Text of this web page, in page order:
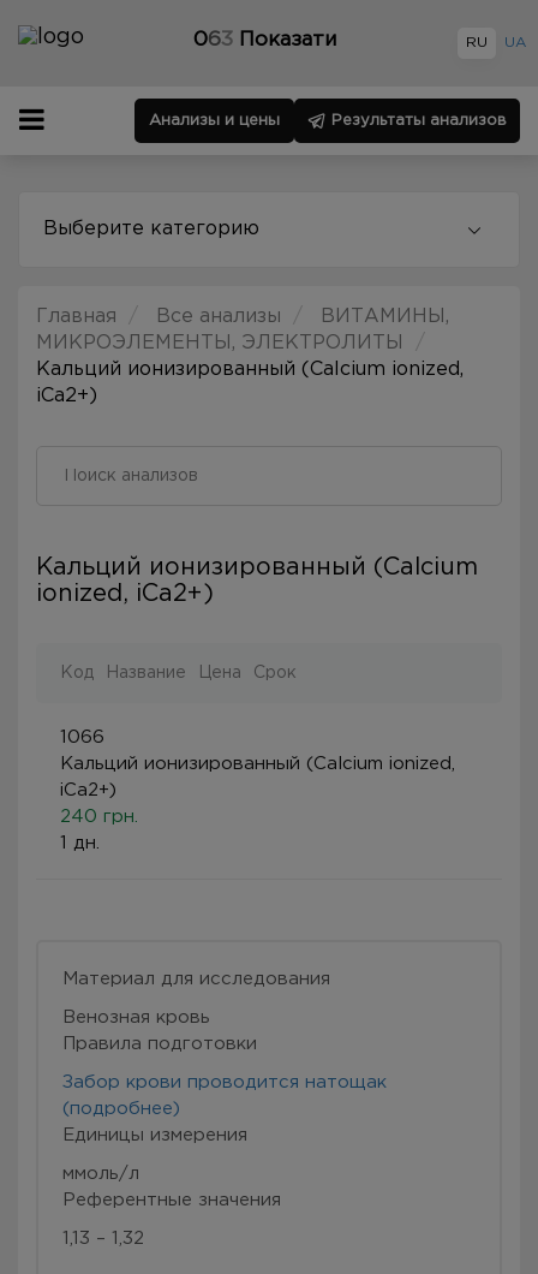
063 Показати RU UA
Анализы и цены Результаты анализов
Выберите категорию
Главная Все анализы
ВИТАМИНЫ,
МИКРОЭЛЕМЕНТЫ, ЭЛЕКТРОЛИТЫ
Кальций ионизированный (Calcium ionized,
iCa2+)
Кальций ионизированный (Calcium
ionized, iCa2+)
Код Название Цена Срок
1066
Кальций ионизированный (Calcium ionized,
iCa2+)
240 грн.
1 дн.
Материал для исследования
Венозная кровь
Правила подготовки
Забор крови проводится натощак
(подробнее)
Eдиницы измерения
ммоль/л
Референтные значения
1,13 – 1,32